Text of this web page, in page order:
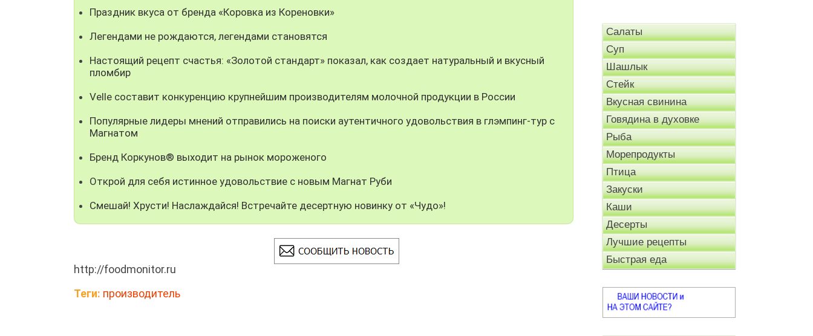
Праздник вкуса от бренда «Коровка из Кореновки»
Легендами не рождаются, легендами становятся
Настоящий рецепт счастья: «Золотой стандарт» показал, как создает натуральный и вкусный
пломбир
Velle составит конкуренцию крупнейшим производителям молочной продукции в России
Популярные лидеры мнений отправились на поиски аутентичного удовольствия в глэмпинг-тур с
Магнатом
Бренд Коркунов® выходит на рынок мороженого
Открой для себя истинное удовольствие с новым Магнат Руби
Смешай! Хрусти! Наслаждайся! Встречайте десертную новинку от «Чудо»!
http://foodmonitor.ru
Теги: производитель
Салаты
Суп
Шашлык
Стейк
Вкусная свинина
Говядина в духовке
Рыба
Морепродукты
Птица
Закуски
Каши
Десерты
Лучшие рецепты
Быстрая еда